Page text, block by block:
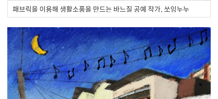
패브릭을 이용해 생활소품을 만드는 바느질 공예 작가, 쏘잉누누